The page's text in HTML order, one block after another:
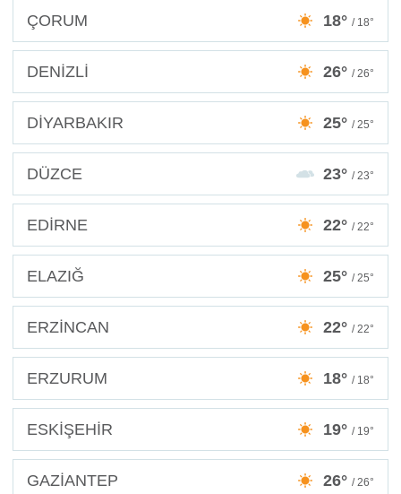
ÇORUM 18° / 18°
DENİZLİ 26° / 26°
DİYARBAKIR 25° / 25°
DÜZCE 23° / 23°
EDİRNE 22° / 22°
ELAZIĞ 25° / 25°
ERZİNCAN 22° / 22°
ERZURUM 18° / 18°
ESKİŞEHİR 19° / 19°
GAZİANTEP 26° / 26°